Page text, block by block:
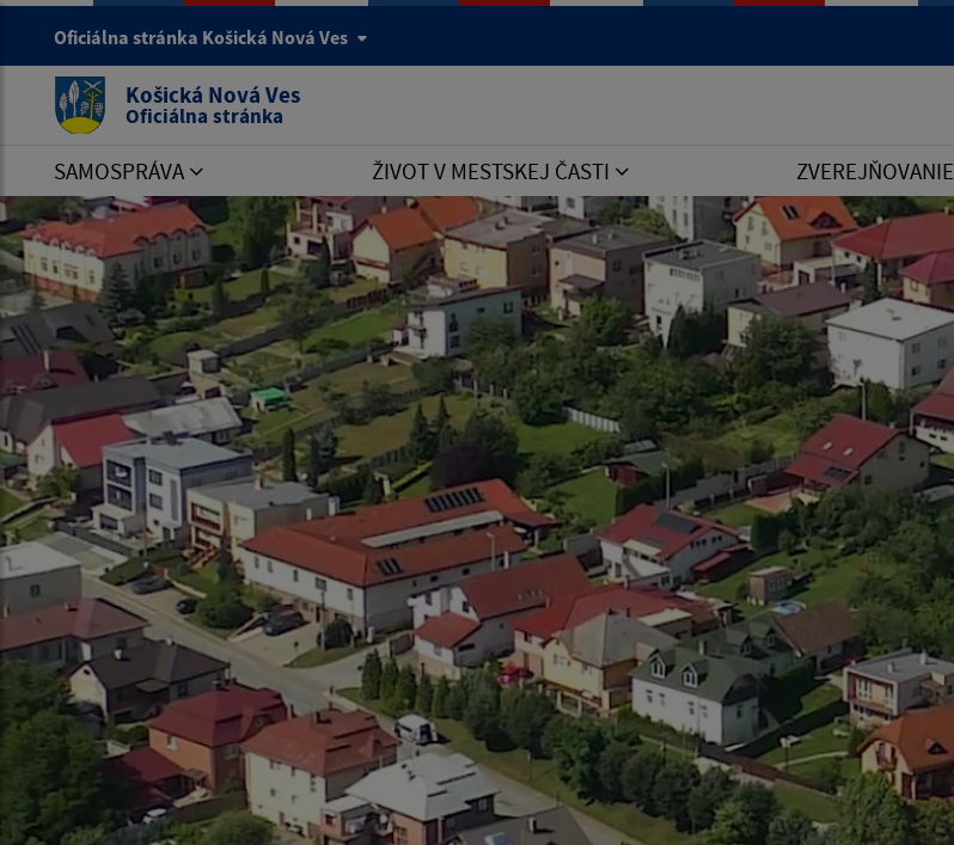
Oficiálna stránka Košická Nová Ves
Košická Nová Ves
Oficiálna stránka
SAMOSPRÁVA ŽIVOT V MESTSKEJ ČASTI ZVEREJŇOVANIE